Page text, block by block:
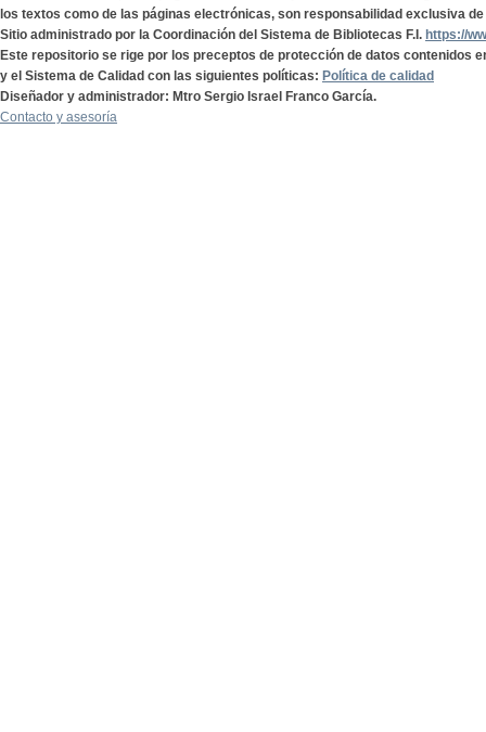
los textos como de las páginas electrónicas, son responsabilidad exclusiva
Sitio administrado por la Coordinación del Sistema de Bibliotecas F.I. https://
Este repositorio se rige por los preceptos de protección de datos contenidos
y el Sistema de Calidad con las siguientes políticas: Política de calidad
Diseñador y administrador: Mtro Sergio Israel Franco García.
Contacto y asesoría